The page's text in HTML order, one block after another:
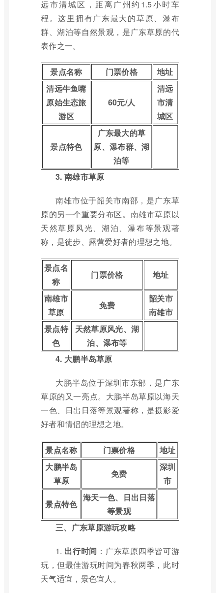
远市清城区，距离广州约1.5小时车
程。这里拥有广东最大的草原、瀑布
群、湖泊等自然景观，是广东草原的代
表作之一。
景点名称 门票价格
地址
清远牛鱼嘴
原始生态旅
游区
60元/人
清远
市清
城区
景点特色
广东最大的草
原、瀑布群、湖
泊等
3. 南雄市草原
南雄市位于韶关市南部，是广东草
原的另一个重要分布区。南雄市草原以
天然草原风光、湖泊、瀑布等景观著
称，是徒步、露营爱好者的理想之地。
景点名
称
门票价格 地址
南雄市
草原
免费
韶关市
南雄市
景点特
色
天然草原风光、湖
泊、瀑布等
4. 大鹏半岛草原
大鹏半岛位于深圳市东部，是广东
草原的又一亮点。大鹏半岛草原以海天
一色、日出日落等景观著称，是摄影爱
好者和情侣的理想之地。
景点名称 门票价格
地址
大鹏半岛
草原
免费
深圳
市
景点特色
海天一色、日出日落
等景观
三、广东草原游玩攻略
1. 出行时间 ：广东草原四季皆可游
玩，但最佳游玩时间为春秋两季，此时
天气适宜，景色宜人。